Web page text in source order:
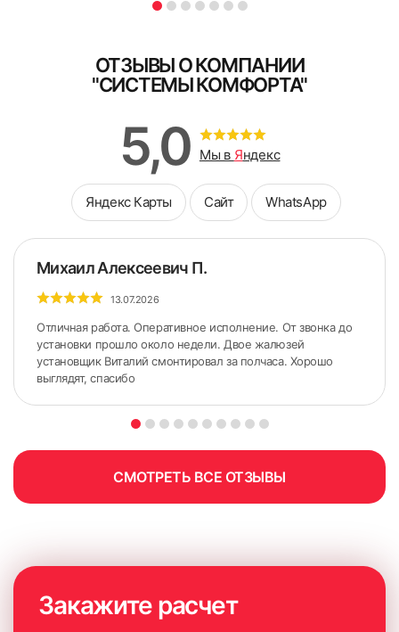
ОТЗЫВЫ О КОМПАНИИ
"СИСТЕМЫ КОМФОРТА"
5,0 Мы в Яндекс
Яндекс Карты Сайт WhatsApp
Михаил Алексеевич П.
13.07.2026
Отличная работа. Оперативное исполнение. От звонка до
установки прошло около недели. Двое жалюзей
установщик Виталий смонтировал за полчаса. Хорошо
выглядят, спасибо
СМОТРЕТЬ ВСЕ ОТЗЫВЫ
Закажите расчет